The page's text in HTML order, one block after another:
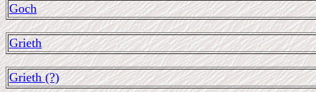
Goch
Grieth
Grieth (?)